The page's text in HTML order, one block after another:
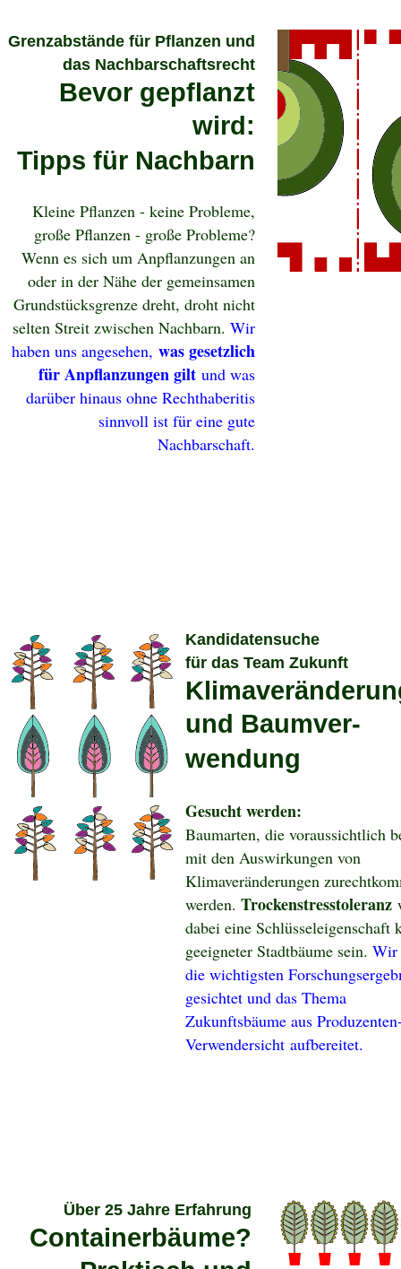
Über 25 Jahre Erfahrung
Containerbäume?
Kandidatensuche
für das Team Zukunft
und Baumver-
wendung
Gesucht werden:
Baumarten, die voraussichtlich
mit den Auswirkungen von
Klimaveränderungen
werden. Trockenstresstoleranz
dabei eine Schlüsseleigenschaft
geeigneter Stadtbäume sein. Wir
die wichtigsten
gesichtet und das Thema
Zukunftsbäume aus
Verwendersicht aufbereitet.
Grenzabstände für Pflanzen und
das Nachbarschaftsrecht
Bevor gepflanzt
wird:
Tipps für Nachbarn
Kleine Pflanzen - keine Probleme,
große Pflanzen - große Probleme?
Wenn es sich um Anpflanzungen an
oder in der Nähe der gemeinsamen
Grundstücksgrenze dreht, droht nicht
selten Streit zwischen Nachbarn. Wir
haben uns angesehen, was gesetzlich
für Anpflanzungen gilt und was
darüber hinaus ohne Rechthaberitis
sinnvoll ist für eine gute
Nachbarschaft.